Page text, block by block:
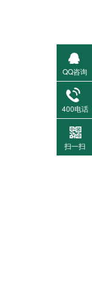
QQ咨询
400电话
扫一扫